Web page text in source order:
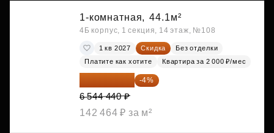
1-комнатная, 44.1м²
4Б корпус, 1 секция, 14 этаж, №108
1 кв 2027 Скидка
Без отделки
Платите как хотите
Квартира за 2 000 ₽/мес
-4%
6 544 440 ₽
142 464 ₽ за м²